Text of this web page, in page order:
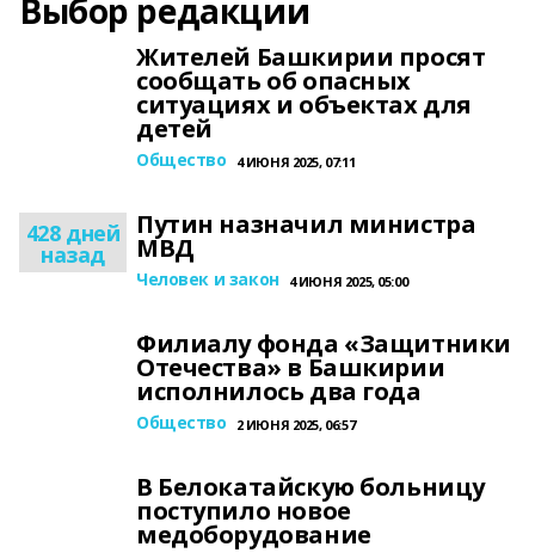
Выбор редакции
Жителей Башкирии просят
сообщать об опасных
ситуациях и объектах для
детей
Общество 4 ИЮНЯ 2025, 07:11
428 дней
назад
Путин назначил министра
МВД
Человек и закон 4 ИЮНЯ 2025, 05:00
Филиалу фонда «Защитники
Отечества» в Башкирии
исполнилось два года
Общество 2 ИЮНЯ 2025, 06:57
В Белокатайскую больницу
поступило новое
медоборудование